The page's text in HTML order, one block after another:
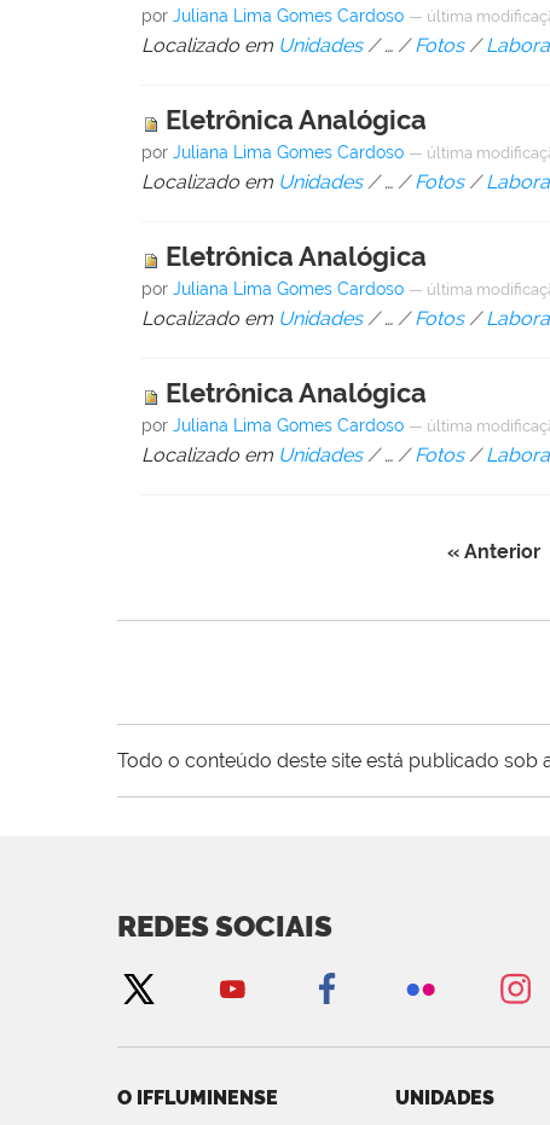
porJuliana Lima Gomes Cardoso — última
Localizado em Unidades /… /Fotos /
Eletrônica Analógica
porJuliana Lima Gomes Cardoso — última
Localizado em Unidades /… /Fotos /
Eletrônica Analógica
porJuliana Lima Gomes Cardoso — última
Localizado em Unidades /… /Fotos /
Eletrônica Analógica
porJuliana Lima Gomes Cardoso — última
Localizado em Unidades /… /Fotos /
« Anterior
Todo o conteúdo deste site está publicado sob
REDES SOCIAIS
O IFFLUMINENSE UNIDADES